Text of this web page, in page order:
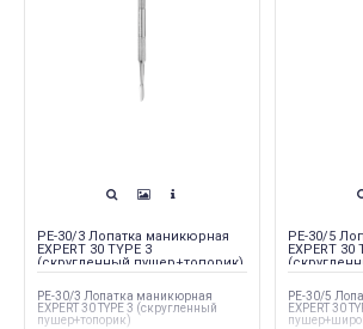
PE-30/3 Лопатка маникюрная
EXPERT 30 TYPE 3
(скругленный пушер+топорик)
PE-30/3 Лопатка маникюрная
EXPERT 30 TYPE 3 (скругленный
пушер+топорик)
PE-30/5
EXPERT 30
лопасть)
PE-30/5
EXPERT 30